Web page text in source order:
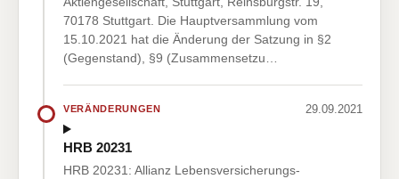
70178 Stuttgart. Die Hauptversammlung vom
15.10.2021 hat die Änderung der Satzung in §2
(Gegenstand), §9 (Zusammensetzu…
VERÄNDERUNGEN 29.09.2021
HRB 20231
HRB 20231: Allianz Lebensversicherungs-